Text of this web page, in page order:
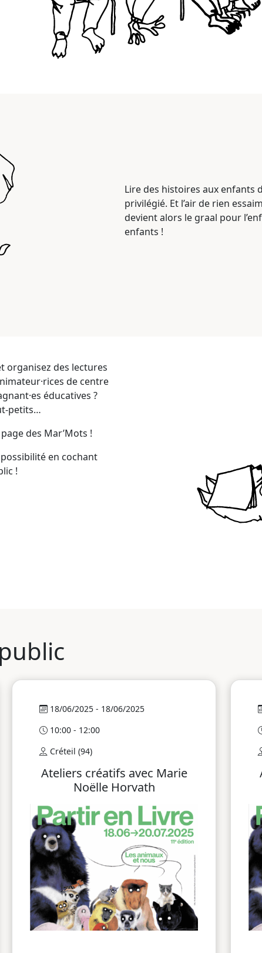
Lire des histoires aux enfants
privilégié. Et l’air de rien
devient alors le graal pour
enfants !
organisez des lectures
de centre
éducatives ?
petits…
des Mar’Mots !
en cochant
!
18/06/2025 - 18/06/2025
10:00 - 12:00
Créteil (94)
Ateliers créatifs avec Marie
Noëlle Horvath